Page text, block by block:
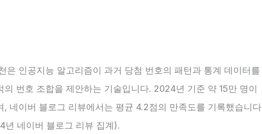
은 인공지능 알고리즘이 과거 당첨 번호의 패턴과 통계 데이터를
의 번호 조합을 제안하는 기술입니다. 2024년 기준 약 15만 명이
, 네이버 블로그 리뷰에서는 평균 4.2점의 만족도를 기록했습니다
년 네이버 블로그 리뷰 집계).